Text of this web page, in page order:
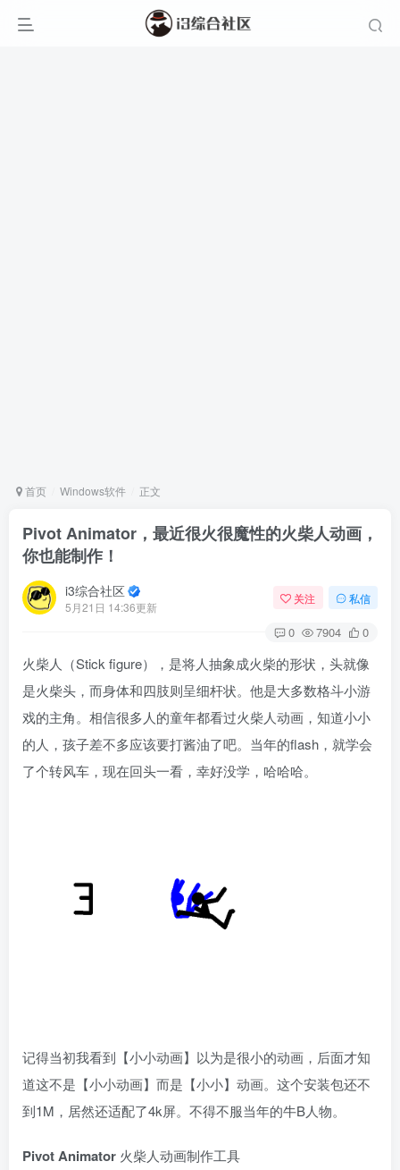
首页 Windows软件 正文
Pivot Animator，最近很火很魔性的火柴人动画，
你也能制作！
i3综合社区
5月21日 14:36更新
关注 私信
0 7904 0
火柴人（Stick figure），是将人抽象成火柴的形状，头就像
是火柴头，而身体和四肢则呈细杆状。他是大多数格斗小游
戏的主角。相信很多人的童年都看过火柴人动画，知道小小
的人，孩子差不多应该要打酱油了吧。当年的flash，就学会
了个转风车，现在回头一看，幸好没学，哈哈哈。
记得当初我看到【小小动画】以为是很小的动画，后面才知
道这不是【小小动画】而是【小小】动画。这个安装包还不
到1M，居然还适配了4k屏。不得不服当年的牛B人物。
Pivot Animator 火柴人动画制作工具